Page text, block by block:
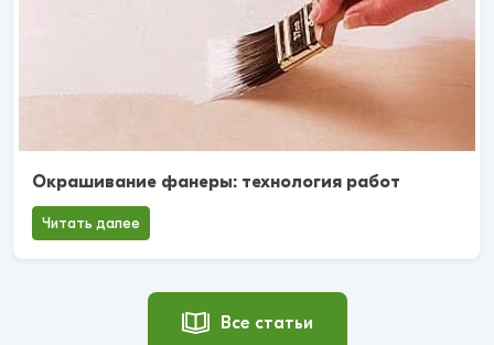
Окрашивание фанеры: технология работ
Читать далее
Все статьи